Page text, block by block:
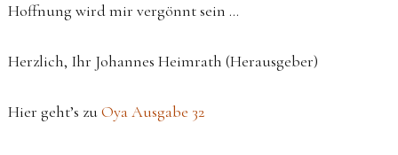
Hoffnung wird mir vergönnt sein …
Herzlich, Ihr Johannes Heimrath (Herausgeber)
Hier geht’s zuOya Ausgabe 32